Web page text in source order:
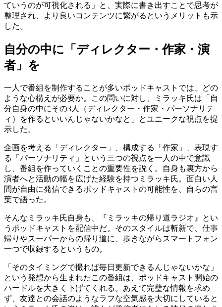
ていうのが可視化される」と、実際に書き出すことで思考が
整理され、より良いコンテンツに繋がるというメリットも示
した。
自分の中に「ディレクター・作家・演
者」を
一人で番組を制作することが多いポッドキャストでは、どの
ような心構えが必要か。この問いに対し、ミラッキ氏は「自
分自身の中にその3人（ディレクター・作家・パーソナリテ
ィ）を作るといいんじゃないかなと」とユニークな視点を提
示した。
企画を考える「ディレクター」、構成する「作家」、表現す
る「パーソナリティ」という三つの視点を一人の中で意識
し、番組を作っていくことの重要性を説く。自身も裏方から
演者へと活動の幅を広げた経験を持つミラッキ氏。面白い人
間が自由に発信できるポッドキャストの可能性を、自らの言
葉で語った。
そんなミラッキ氏自身も、『ミラッキの帰り道ラジオ』とい
うポッドキャストを配信中だ。そのスタイルは斬新で、仕事
帰りやスーパーからの帰り道に、歩きながらスマートフォン
一つで収録するというもの。
「そのタイミングで撮れば毎日更新できるんじゃないかな」
という発想から生まれたこの番組は、ポッドキャスト開始の
ハードルを大きく下げてくれる。あえて完璧な情報を求め
ず、友達との会話のようなラフな空気感を大切にしていると